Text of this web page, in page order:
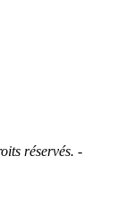
réservés. -